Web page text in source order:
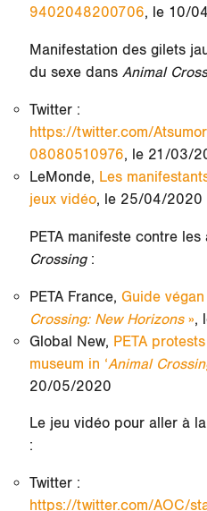
9402048200706, le 10/
Manifestation des gilets
du sexe dans Animal
Twitter :
https://twitter.com/
08080510976, le 21/03/
LeMonde, Les
jeux vidéo, le 25/04/2020
PETA manifeste contre
Crossing:
PETA France, Guide
Crossing: New Horizons»,
Global New, PETA
museum in ‘Animal
20/05/2020
Le jeu vidéo pour aller à
:
Twitter :
https://twitter.com/AOC/